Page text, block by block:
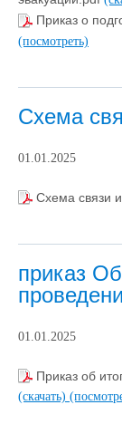
Приказ о
(посмотреть)
Схема
01.01.2025
Схема связи
приказ Об
01.01.2025
Приказ об
(скачать)